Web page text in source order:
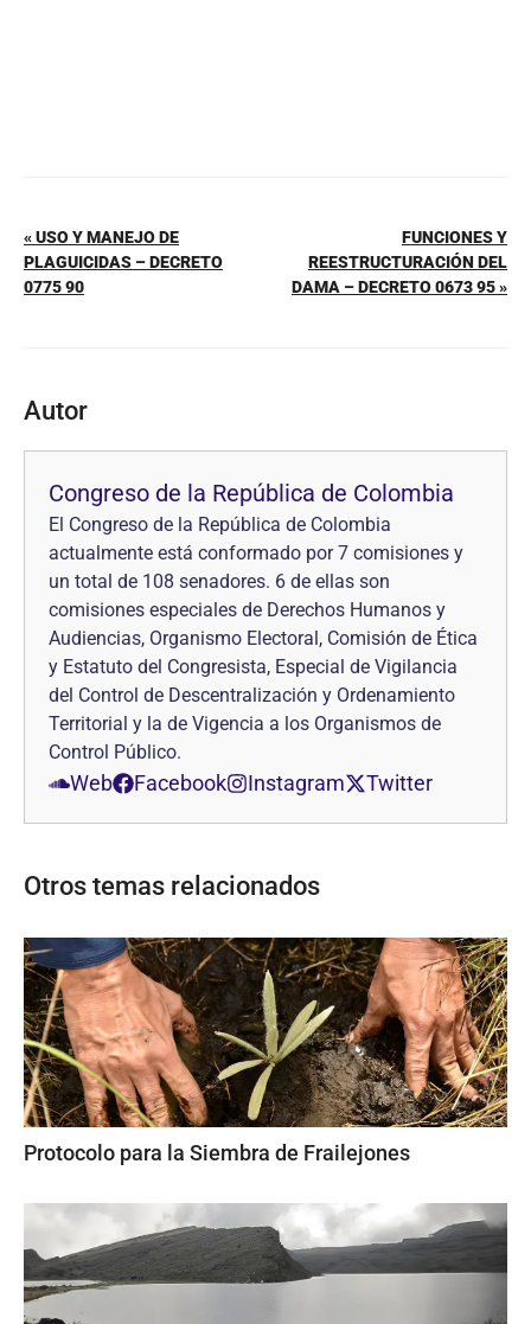
« USO Y MANEJO DE
PLAGUICIDAS – DECRETO
0775 90
FUNCIONES Y
REESTRUCTURACIÓN DEL
DAMA – DECRETO 0673 95 »
Autor
Congreso de la República de Colombia
El Congreso de la República de Colombia
actualmente está conformado por 7 comisiones y
un total de 108 senadores. 6 de ellas son
comisiones especiales de Derechos Humanos y
Audiencias, Organismo Electoral, Comisión de Ética
y Estatuto del Congresista, Especial de Vigilancia
del Control de Descentralización y Ordenamiento
Territorial y la de Vigencia a los Organismos de
Control Público.
Web Facebook Instagram Twitter
Otros temas relacionados
Protocolo para la Siembra de Frailejones